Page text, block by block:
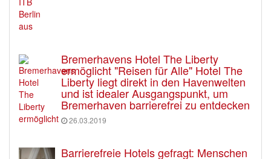
Bremerhavens Hotel The Liberty
ermöglicht "Reisen für Alle" Hotel The
Liberty liegt direkt in den Havenwelten
und ist idealer Ausgangspunkt, um
Bremerhaven barrierefrei zu entdecken
26.03.2019
Barrierefreie Hotels gefragt: Menschen